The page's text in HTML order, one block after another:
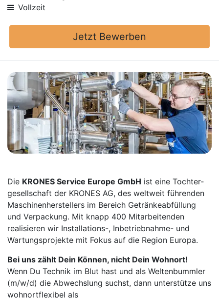
Vollzeit
Jetzt Bewerben
Die KRONES Service Europe GmbH ist eine Tochter­
gesellschaft der KRONES AG, des weltweit führenden
Maschinen­herstellers im Bereich Getränke­abfüllung
und Verpackung. Mit knapp 400 Mitarbei­tenden
realisieren wir Installations-, Inbetrieb­nahme- und
Wartungs­projekte mit Fokus auf die Region Europa.
Bei uns zählt Dein Können, nicht Dein Wohnort!
Wenn Du Technik im Blut hast und als Weltenbummler
(m/w/d) die Abwechslung suchst, dann unterstütze uns
wohnortflexibel als